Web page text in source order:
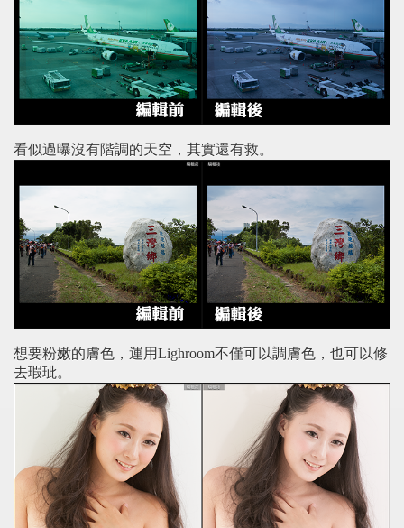
看似過曝沒有階調的天空，其實還有救。
想要粉嫩的膚色，運用Lighroom不僅可以調膚色，也可以修
去瑕玼。